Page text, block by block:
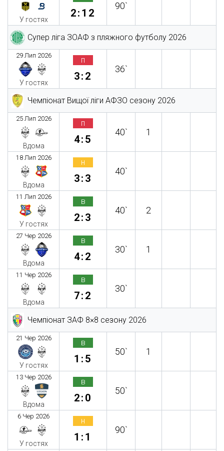
У гостях
2:12
90`
Супер ліга ЗОАФ з пляжного футболу 2026
29 Лип 2026
У гостях
п
3:2
36`
Чемпіонат Вищої ліги АФЗО сезону 2026
25 Лип 2026
Вдома
п
4:5
40` 1
18 Лип 2026
Вдома
н
3:3
40`
11 Лип 2026
У гостях
в
2:3
40` 2
27 Чер 2026
Вдома
в
4:2
30` 1
11 Чер 2026
Вдома
в
7:2
30`
Чемпіонат ЗАФ 8×8 сезону 2026
21 Чер 2026
У гостях
в
1:5
50` 1
13 Чер 2026
Вдома
в
2:0
50`
6 Чер 2026
У гостях
н
1:1
90`